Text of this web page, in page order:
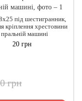
під шестигранник,
кріплення хрестовини
пральній машині
20 грн
грн